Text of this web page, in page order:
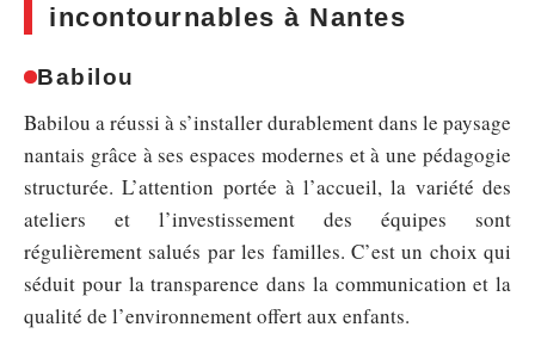
incontournables à Nantes
Babilou
Babilou a réussi à s’installer durablement dans le paysage
nantais grâce à ses espaces modernes et à une pédagogie
structurée. L’attention portée à l’accueil, la variété des
ateliers et l’investissement des équipes sont
régulièrement salués par les familles. C’est un choix qui
séduit pour la transparence dans la communication et la
qualité de l’environnement offert aux enfants.